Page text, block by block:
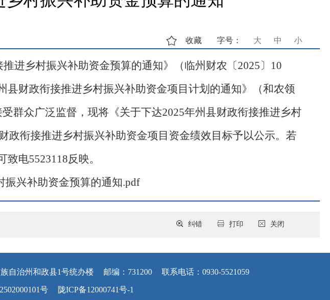
字号： 大 中 小
收藏
进乡村振兴补助资金预算的通知》（临州财农〔2025〕10
财政衔接推进乡村振兴补助资金项目计划的通知》（和农领
群众广泛监督，现将《关于下达2025年州县财政衔接推进乡村
政衔接推进乡村振兴补助资金项目资金绩效目标予以公示。若
电5523118反映。
振兴补助资金预算的通知.pdf
关闭
打印
纠错
自治州和政县1号统办楼 邮编：731200 联系电话：0930-5521059
号 陇ICP备12000741号-1